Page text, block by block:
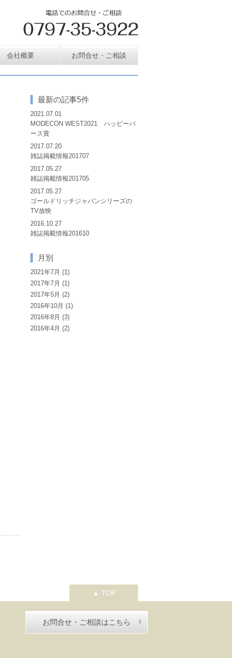
会社概要 お問合せ・ご相談
最新の記事5件
2021.07.01
MODECON WEST2021 ハッピーバ
ース賞
2017.07.20
雑誌掲載情報201707
2017.05.27
雑誌掲載情報201705
2017.05.27
ゴールドリッチジャパンシリーズの
TV放映
2016.10.27
雑誌掲載情報201610
月別
2021年7月 (1)
2017年7月 (1)
2017年5月 (2)
2016年10月 (1)
2016年8月 (3)
2016年4月 (2)
▲ TOP
お問合せ・ご相談はこちら